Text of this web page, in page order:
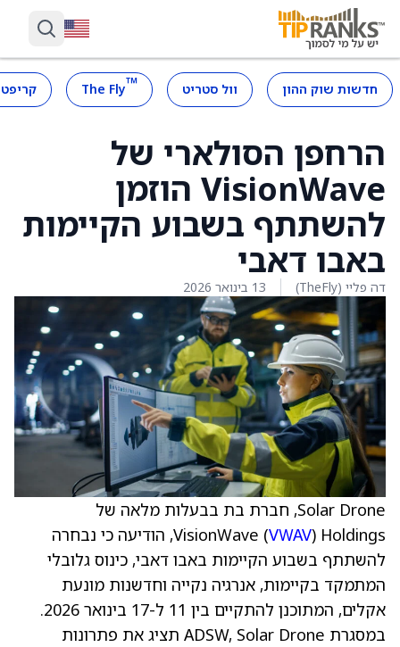
חדשות שוק ההון וול סטריט ™
The Fly
הרחפן הסולארי של
VisionWave הוזמן
להשתתף בשבוע הקיימות
באבו דאבי
דה פליי (TheFly) 13 בינואר 2026
Solar Drone, חברת בת בבעלות מלאה של
VisionWave (VWAV
) Holdings, הודיעה כי נבחרה
להשתתף בשבוע הקיימות באבו דאבי, כינוס גלובלי
המתמקד בקיימות, אנרגיה נקייה וחדשנות מונעת
אקלים, המתוכנן להתקיים בין 11 ל-17 בינואר 2026.
במסגרת ADSW, Solar Drone תציג את פתרונות